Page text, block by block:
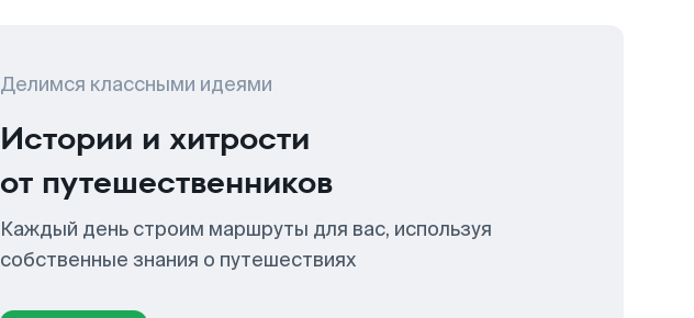
Делимся классными идеями
Истории и хитрости
от путешественников
Каждый день строим маршруты для вас, используя
собственные знания о путешествиях